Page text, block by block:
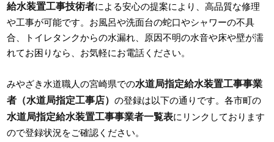
給水装置工事技術者による安心の提案により、高品質な修理
や工事が可能です。お風呂や洗面台の蛇口やシャワーの不具
合、トイレタンクからの水漏れ、原因不明の水音や床や壁が濡
れてお困りなら、お気軽にお電話ください。
みやざき水道職人の宮崎県での水道局指定給水装置工事事業
者（水道局指定工事店）の登録は以下の通りです。各市町の
水道局指定給水装置工事事業者一覧表にリンクしております
ので登録状況をご確認ください。